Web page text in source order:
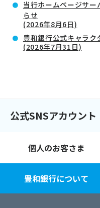
当行ホームページサ
らせ
(2026年8月6日)
豊和銀行公式キャラク
(2026年7月31日)
公式SNSアカウント
個人のお客さま
豊和銀行について